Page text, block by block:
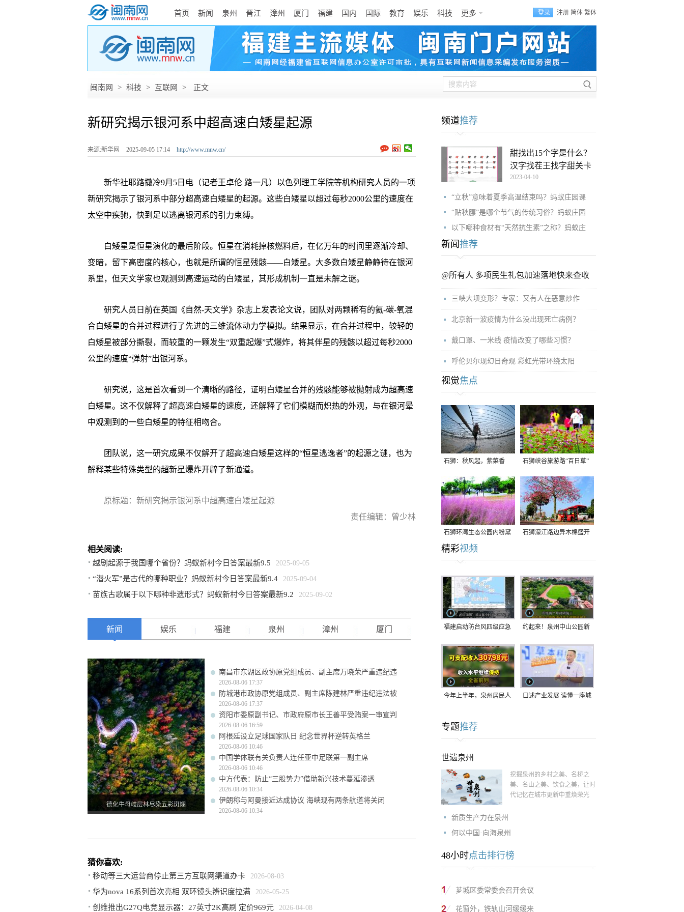
首页 新闻 泉州 晋江 漳州 厦门 福建 国内 国际 教育 娱乐 科技 更多 登录 注册 简体 繁体
闽南网 > 科技 > 互联网 > 正文
新研究揭示银河系中超高速白矮星起源
来源:新华网 2025-09-05 17:14 http://www.mnw.cn/
新华社耶路撒冷9月5日电（记者王卓伦 路一凡）以色列理工学院等机构研究人员的一项
新研究揭示了银河系中部分超高速白矮星的起源。这些白矮星以超过每秒2000公里的速度在
太空中疾驰，快到足以逃离银河系的引力束缚。
白矮星是恒星演化的最后阶段。恒星在消耗掉核燃料后，在亿万年的时间里逐渐冷却、
变暗，留下高密度的核心，也就是所谓的恒星残骸——白矮星。大多数白矮星静静待在银河
系里，但天文学家也观测到高速运动的白矮星，其形成机制一直是未解之谜。
研究人员日前在英国《自然-天文学》杂志上发表论文说，团队对两颗稀有的氦-碳-氧混
合白矮星的合并过程进行了先进的三维流体动力学模拟。结果显示，在合并过程中，较轻的
白矮星被部分撕裂，而较重的一颗发生“双重起爆”式爆炸，将其伴星的残骸以超过每秒2000
公里的速度“弹射”出银河系。
研究说，这是首次看到一个清晰的路径，证明白矮星合并的残骸能够被抛射成为超高速
白矮星。这不仅解释了超高速白矮星的速度，还解释了它们模糊而炽热的外观，与在银河晕
中观测到的一些白矮星的特征相吻合。
团队说，这一研究成果不仅解开了超高速白矮星这样的“恒星逃逸者”的起源之谜，也为
解释某些特殊类型的超新星爆炸开辟了新通道。
原标题：新研究揭示银河系中超高速白矮星起源
责任编辑：曾少林
相关阅读:
越剧起源于我国哪个省份？蚂蚁新村今日答案最新9.5 2025-09-05
“潜火军”是古代的哪种职业？蚂蚁新村今日答案最新9.4 2025-09-04
苗族古歌属于以下哪种非遗形式？蚂蚁新村今日答案最新9.2 2025-09-02
新闻 娱乐 福建 泉州 漳州 厦门
德化牛母岐层林尽染五彩斑斓
南昌市东湖区政协原党组成员、副主席万晓荣严重违纪违
2026-08-06 17:37
防城港市政协原党组成员、副主席陈建林严重违纪违法被
2026-08-06 17:37
资阳市委原副书记、市政府原市长王善平受贿案一审宣判
2026-08-06 16:59
阿根廷设立足球国家队日 纪念世界杯逆转英格兰
2026-08-06 10:46
中国学体联有关负责人连任亚中足联第一副主席
2026-08-06 10:46
中方代表：防止“三股势力”借助新兴技术蔓延渗透
2026-08-06 10:34
伊朗称与阿曼接近达成协议 海峡现有两条航道将关闭
2026-08-06 10:34
猜你喜欢:
移动等三大运营商停止第三方互联网渠道办卡 2026-08-03
华为nova 16系列首次亮相 双环镜头辨识度拉满 2026-05-25
创维推出G27Q电竞显示器：27英寸2K高刷 定价969元 2026-04-08
频道推荐
甜找出15个字是什么？
汉字找茬王找字甜关卡
2023-04-10
“立秋”意味着夏季高温结束吗？蚂蚁庄园课
“贴秋膘”是哪个节气的传统习俗？蚂蚁庄园
以下哪种食材有“天然抗生素”之称？蚂蚁庄
新闻 推荐
@所有人 多项民生礼包加速落地快来查收
三峡大坝变形？专家：又有人在恶意炒作
北京新一波疫情为什么没出现死亡病例？
戴口罩、一米线 疫情改变了哪些习惯？
呼伦贝尔现幻日奇观 彩虹光带环绕太阳
视觉焦点
石狮：秋风起，紫菜香 石狮峡谷旅游路“百日草”
争相斗艳
石狮环湾生态公园内粉黛
乱子草盛放
石狮濠江路边异木棉盛开
精彩视频
福建启动防台风四级应急
9日在长江口至福建北部
一带沿海登陆
约起来！泉州中山公园新
今年上半年，泉州居民人 口述产业发展 读懂一座城
专题推荐
世遗泉州
挖掘泉州的乡村之美、名桥之
美、名山之美、饮食之美，让时
代记忆在城市更新中重焕荣光
新质生产力在泉州
何以中国·向海泉州
48小时点击排行榜
芗城区委常委会召开会议
花窗外，铁轨山河缓缓来